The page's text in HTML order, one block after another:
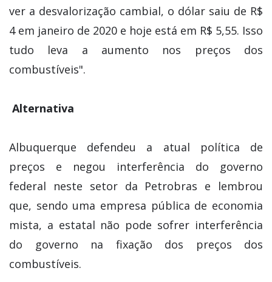
ver a desvalorização cambial, o dólar saiu de R$
4 em janeiro de 2020 e hoje está em R$ 5,55. Isso
tudo leva a aumento nos preços dos
combustíveis".
Alternativa
Albuquerque defendeu a atual política de
preços e negou interferência do governo
federal neste setor da Petrobras e lembrou
que, sendo uma empresa pública de economia
mista, a estatal não pode sofrer interferência
do governo na fixação dos preços dos
combustíveis.